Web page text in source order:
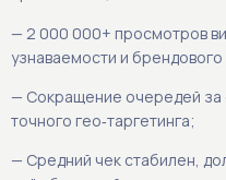
— 2 000 000+ просмотров
узнаваемости и
— Сокращение очередей за
точного гео‑таргетинга;
— Средний чек стабилен,